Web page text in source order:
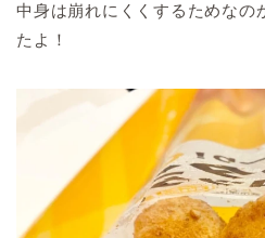
中身は崩れにくくするためなの
たよ！